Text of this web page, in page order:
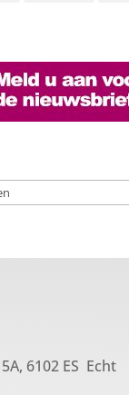
6102 ES Echt